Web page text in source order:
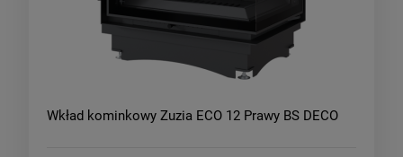
Wkład kominkowy Zuzia ECO 12 Prawy BS DECO